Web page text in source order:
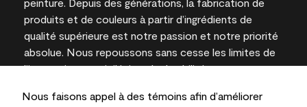
Nous faisons appel à des témoins afin d’améliorer
produits et de couleurs à partir d’ingrédients de
qualité supérieure est notre passion et notre priorité
absolue. Nous repoussons sans cesse les limites de
l’innovation et privilégions la durabilité pour
l’expertise locale.